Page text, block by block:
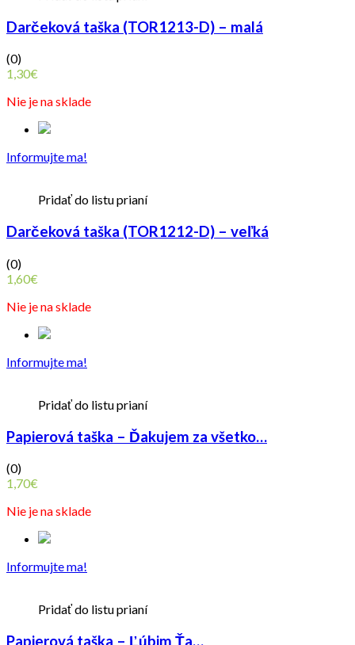
Darčeková taška (TOR1213-D) – malá
(0)
1,30€
Nie je na sklade
Informujte ma!
Pridať do listu prianí
Darčeková taška (TOR1212-D) – veľká
(0)
1,60€
Nie je na sklade
Informujte ma!
Pridať do listu prianí
Papierová taška – Ďakujem za všetko…
(0)
1,70€
Nie je na sklade
Informujte ma!
Pridať do listu prianí
Papierová taška – Ľúbim Ťa…